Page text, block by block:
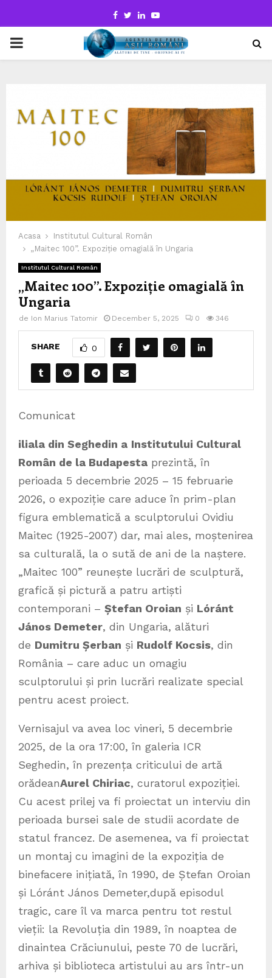
Facebook
TwitterLinkedinYoutube
PRIMARY
Acasa
Institutul Cultural Român
„Maitec 100”. Expoziție omagială în Ungaria
Institutul Cultural Român
„Maitec 100”. Expoziție omagială în
Ungaria
de Ion Marius Tatomir December 5, 2025 0 346
SHARE 0
Comunicat
iliala din Seghedin a Institutului Cultural
Român de la Budapesta prezintă, în
perioada 5 decembrie 2025 – 15 februarie
2026, o expoziție care aduce în prim-plan
figura emblematică a sculptorului Ovidiu
Maitec (1925-2007) dar, mai ales, moștenirea
sa culturală, la o sută de ani de la naștere.
„Maitec 100” reunește lucrări de sculptură,
grafică și pictură a patru artiști
contemporani – Ștefan Oroian și Lóránt
János Demeter, din Ungaria, alături
de Dumitru Șerban și Rudolf Kocsis, din
România – care aduc un omagiu
sculptorului și prin lucrări realizate special
pentru acest proiect.
Vernisajul va avea loc vineri, 5 decembrie
2025, de la ora 17:00, în galeria ICR
Seghedin, în prezența criticului de artă
orădeanAurel Chiriac, curatorul expoziției.
Cu acest prilej va fi proiectat un interviu din
perioada bursei sale de studii acordate de
statul francez. De asemenea, va fi proiectat
un montaj cu imagini de la expoziția de
binefacere inițiată, în 1990, de Ștefan Oroian
și Lóránt János Demeter,după episodul
tragic, care îl va marca pentru tot restul
vieții: la Revoluția din 1989, în noaptea de
dinaintea Crăciunului, peste 70 de lucrări,
arhiva și biblioteca artistului au ars într-un